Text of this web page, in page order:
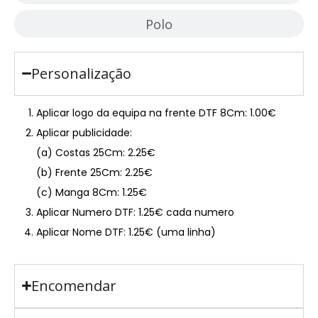
Polo
Personalização
Aplicar logo da equipa na frente DTF 8Cm: 1.00€
Aplicar publicidade:
(a) Costas 25Cm: 2.25€
(b) Frente 25Cm: 2.25€
(c) Manga 8Cm: 1.25€
Aplicar Numero DTF: 1.25€ cada numero
Aplicar Nome DTF: 1.25€ (uma linha)
Encomendar